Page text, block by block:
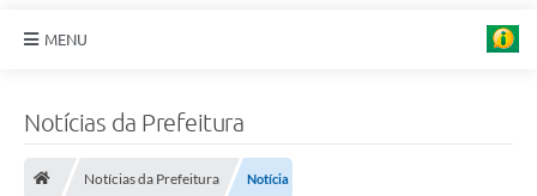
MENU
Ouvidorias
Notícias da Prefeitura
Notícias da Prefeitura Notícia